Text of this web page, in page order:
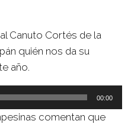
Canuto Cortés de la
quién nos da su
año.
00:00
comentan que